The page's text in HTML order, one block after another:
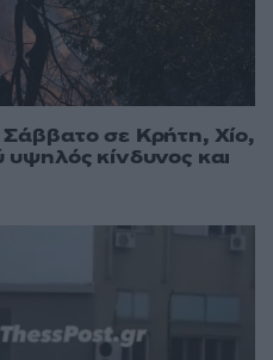
σε Κρήτη, Χίο,
κίνδυνος και